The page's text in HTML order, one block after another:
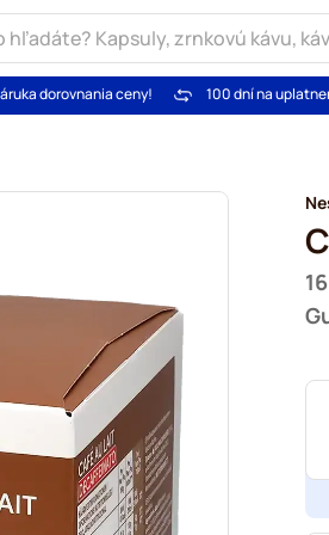
dorovnania ceny! 100 dní na